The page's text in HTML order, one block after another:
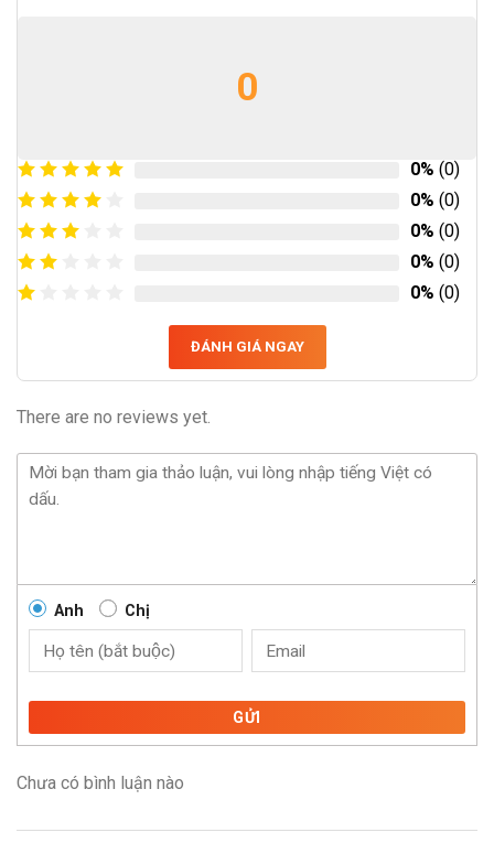
0
0% (0)
0% (0)
0% (0)
0% (0)
0% (0)
ĐÁNH GIÁ NGAY
There are no reviews yet.
Anh Chị
GỬI
Chưa có bình luận nào